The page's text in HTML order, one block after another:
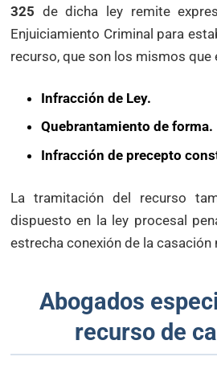
325 de dicha ley remite
Enjuiciamiento Criminal para
recurso, que son los mismos que
Infracción de Ley.
Quebrantamiento de forma.
Infracción de precepto
La tramitación del recurso
dispuesto en la ley procesal
estrecha conexión de la casación
Abogados
recurso de